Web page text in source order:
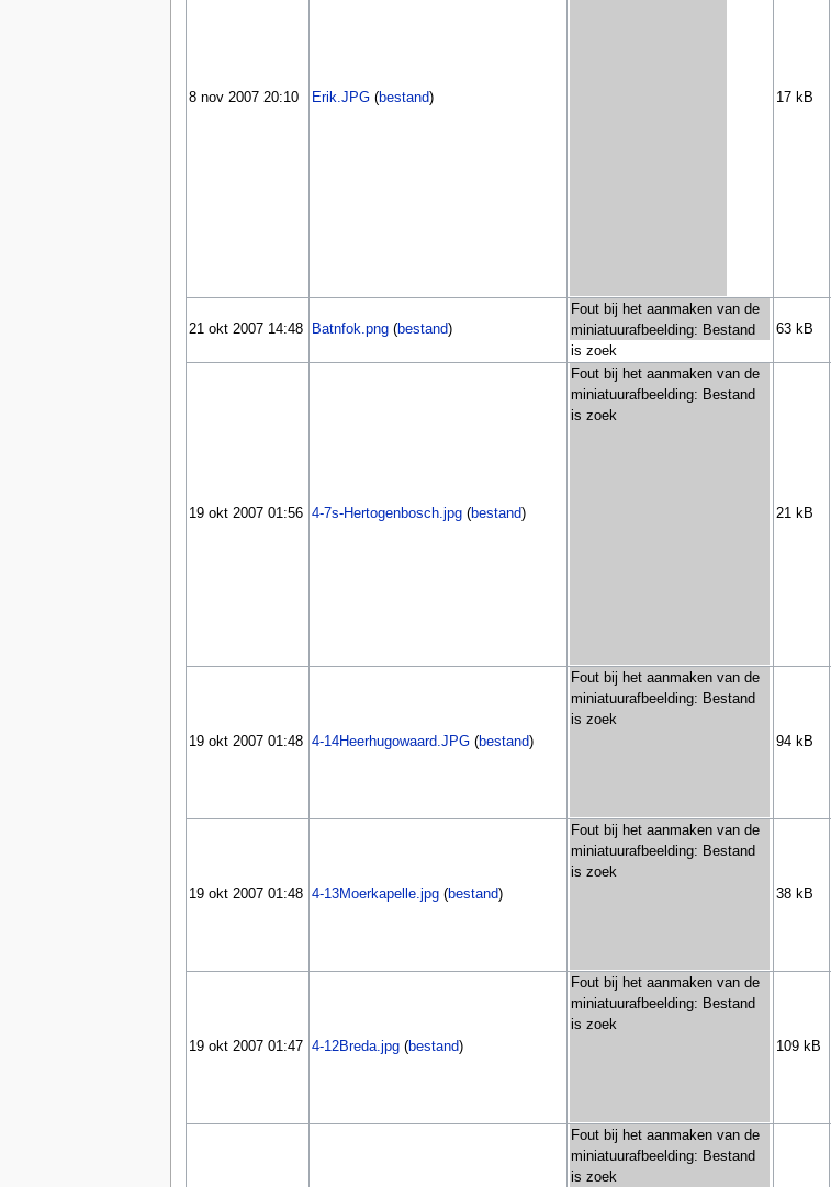
8 nov 2007 20:10 Erik.JPG(bestand) 17 kB
21 okt 2007 14:48 Batnfok.png(bestand)
Fout bij het aanmaken van de
miniatuurafbeelding: Bestand
is zoek
63 kB
19 okt 2007 01:56 4-7s-Hertogenbosch.jpg(bestand)
Fout bij het aanmaken van de
miniatuurafbeelding: Bestand
is zoek
21 kB
19 okt 2007 01:48 4-14Heerhugowaard.JPG(bestand)
Fout bij het aanmaken van de
miniatuurafbeelding: Bestand
is zoek
94 kB
19 okt 2007 01:48 4-13Moerkapelle.jpg(bestand)
Fout bij het aanmaken van de
miniatuurafbeelding: Bestand
is zoek
38 kB
19 okt 2007 01:47 4-12Breda.jpg(bestand)
Fout bij het aanmaken van de
miniatuurafbeelding: Bestand
is zoek
109 kB
Fout bij het aanmaken van de
miniatuurafbeelding: Bestand
is zoek